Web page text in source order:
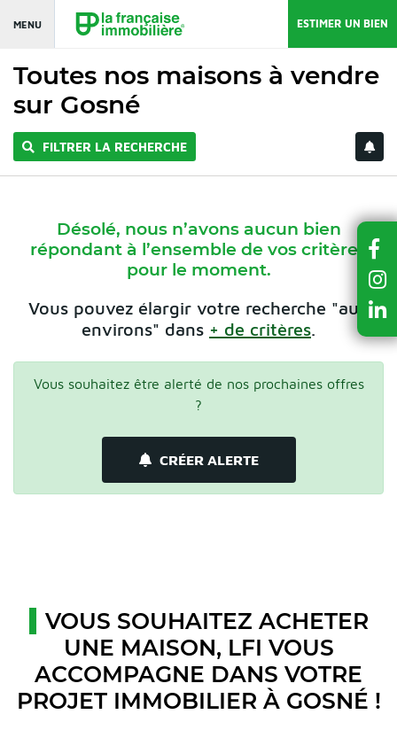
MENU ESTIMER UN BIEN
Toutes nos maisons à vendre
sur Gosné
FILTRER LA RECHERCHE
Désolé, nous n’avons aucun bien
répondant à l’ensemble de vos critères
pour le moment.
Vous pouvez élargir votre recherche "aux
environs" dans + de critères.
Vous souhaitez être alerté de nos prochaines offres
?
CRÉER ALERTE
VOUS SOUHAITEZ ACHETER
UNE MAISON, LFI VOUS
ACCOMPAGNE DANS VOTRE
PROJET IMMOBILIER À GOSNÉ !